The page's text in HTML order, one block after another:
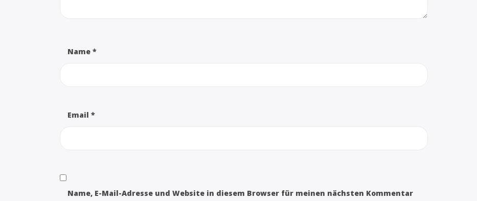
Name *
Email *
Name, E-Mail-Adresse und Website in diesem Browser für meinen nächsten Kommentar